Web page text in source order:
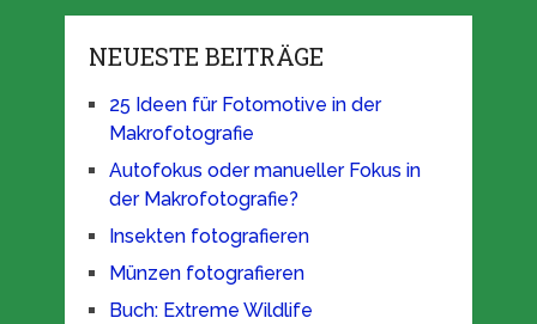
NEUESTE BEITRÄGE
25 Ideen für Fotomotive in der
Makrofotografie
Autofokus oder manueller Fokus in
der Makrofotografie?
Insekten fotografieren
Münzen fotografieren
Buch: Extreme Wildlife